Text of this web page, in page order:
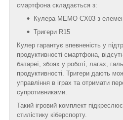
смартфона складається з:
Кулера MEMO CX03 з
Тригери R15
Кулер гарантує впевненість у
продуктивності смартфона,
батареї, збоях у роботі, лагах,
продуктивності. Тригери дають
управління в іграх та отримати
супротивниками.
Такий ігровий комплект
стилістику кіберспорту.